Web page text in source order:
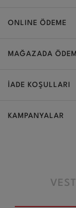
ONLINE ÖDEME
MAĞAZADA
İADE KOŞULLARI
KAMPANYALAR